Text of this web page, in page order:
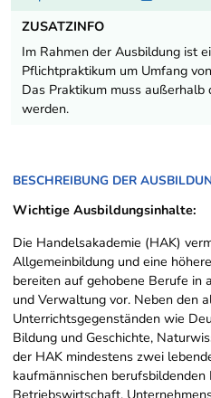
ZUSATZINFO
Im Rahmen der Ausbildung ist
Pflichtpraktikum um Umfang
Das Praktikum muss
werden.
BESCHREIBUNG DER
Wichtige Ausbildungsinhalte:
Die Handelsakademie (HAK)
Allgemeinbildung und eine
bereiten auf gehobene Berufe
und Verwaltung vor. Neben den
Unterrichtsgegenständen wie
Bildung und Geschichte,
der HAK mindestens zwei
kaufmännischen berufsbildenden